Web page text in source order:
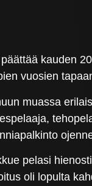
kauden
vuosien
muassa
pelasi
oli lopulta